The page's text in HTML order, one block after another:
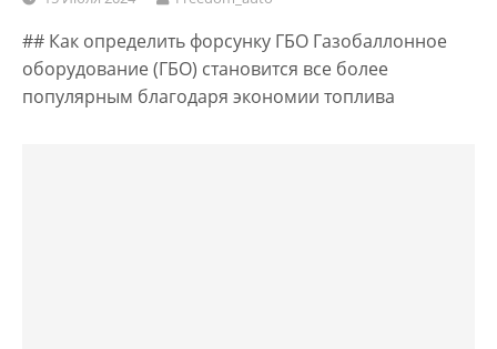
## Как определить форсунку ГБО Газобаллонное
оборудование (ГБО) становится все более
популярным благодаря экономии топлива